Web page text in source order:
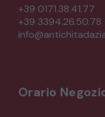
+39 0171.38.41.77
+39 3394.26.50.78
Orario